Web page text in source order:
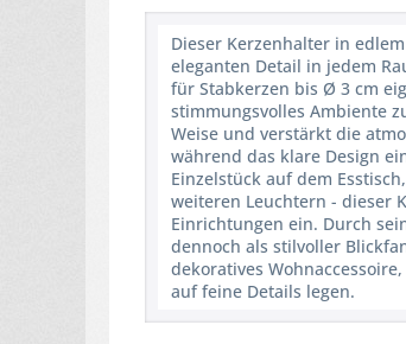
Dieser Kerzenhalter in
eleganten Detail in jedem
für Stabkerzen bis Ø 3 cm
stimmungsvolles Ambiente
Weise und verstärkt die
während das klare Design
Einzelstück auf dem
weiteren Leuchtern - dieser
Einrichtungen ein. Durch
dennoch als stilvoller
dekoratives
auf feine Details legen.